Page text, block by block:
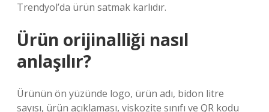
Trendyol’da ürün satmak karlıdır.
Ürün orijinalliği nasıl
anlaşılır?
Ürünün ön yüzünde logo, ürün adı, bidon litre
sayısı, ürün açıklaması, viskozite sınıfı ve QR kodu